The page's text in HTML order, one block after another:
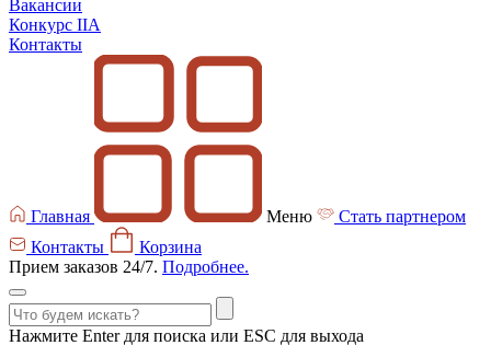
Вакансии
Конкурс IIA
Контакты
Главная Меню
Стать партнером
Контакты
Корзина
Прием заказов 24/7. Подробнее.
Нажмите Enter для поиска или ESC для выхода